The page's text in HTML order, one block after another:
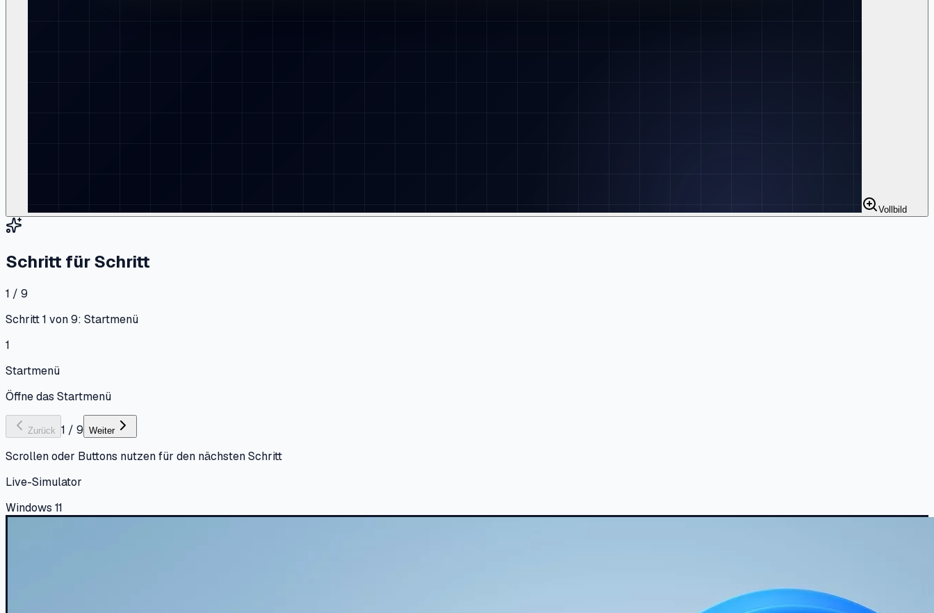
Vollbild
Schritt für Schritt
1 / 9
Schritt 1 von 9: Startmenü
1
Startmenü
Öffne das Startmenü
Zurück 1 / 9 Weiter
Scrollen oder Buttons nutzen für den nächsten Schritt
Live-Simulator
Windows 11